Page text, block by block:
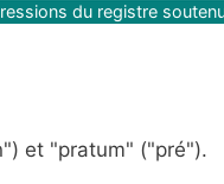
du registre
et "pratum" ("pré").